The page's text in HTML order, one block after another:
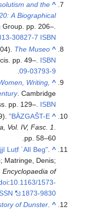
^
and the
A Biographical
Group. pp. 206–.
ISBN
30827-7
^
The Museo
pp. 49–. ISBN
09-03793-9
.
^
Writing,
. Cambridge
pp. 129–. ISBN
^
"BĀZGAŠT-E
Vol. IV, Fasc. 1
pp. 58–60.
^
Luṭf ʿAlī Beg"
Matringe, Denis;
Encyclopaedia of
:10.1163/1573-
1873-9830
^
of Dunster.